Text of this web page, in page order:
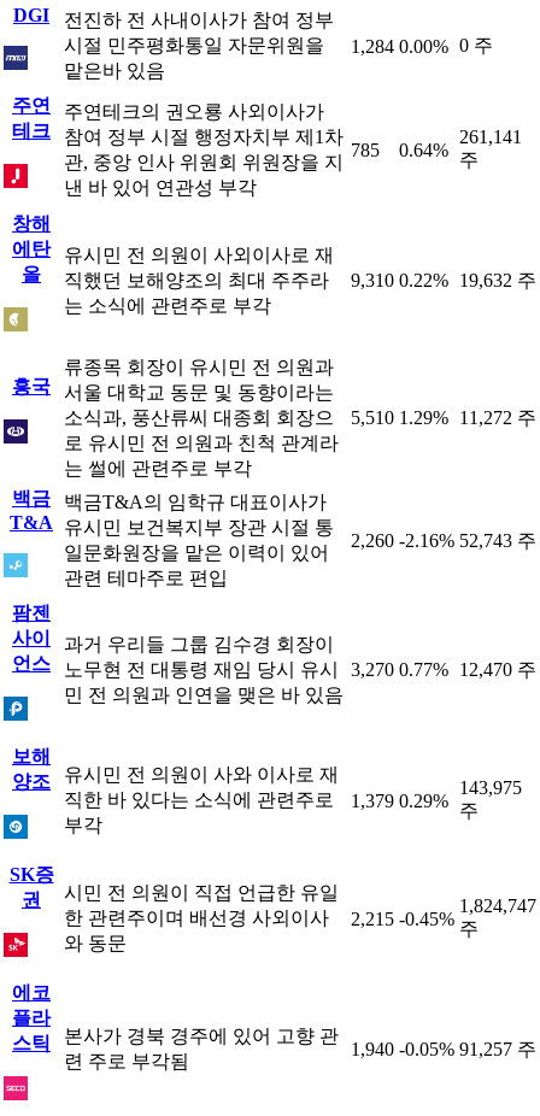
DGI
전진하 전 사내이사가 참여 정부
시절 민주평화통일 자문위원을
맡은바 있음
1,284 0.00% 0 주
주연
테크
주연테크의 권오룡 사외이사가
참여 정부 시절 행정자치부 제1차
관, 중앙 인사 위원회 위원장을 지
낸 바 있어 연관성 부각
785 0.64%
261,141
주
창해
에탄
올
유시민 전 의원이 사외이사로 재
직했던 보해양조의 최대 주주라
는 소식에 관련주로 부각
9,310 0.22% 19,632 주
흥국
류종목 회장이 유시민 전 의원과
서울 대학교 동문 및 동향이라는
소식과, 풍산류씨 대종회 회장으
로 유시민 전 의원과 친척 관계라
는 썰에 관련주로 부각
5,510 1.29% 11,272 주
백금
T&A
백금T&A의 임학규 대표이사가
유시민 보건복지부 장관 시절 통
일문화원장을 맡은 이력이 있어
관련 테마주로 편입
2,260 -2.16% 52,743 주
팜젠
사이
언스
과거 우리들 그룹 김수경 회장이
노무현 전 대통령 재임 당시 유시
민 전 의원과 인연을 맺은 바 있음
3,270 0.77% 12,470 주
보해
양조
유시민 전 의원이 사와 이사로 재
직한 바 있다는 소식에 관련주로
부각
1,379 0.29%
143,975
주
SK증
권
시민 전 의원이 직접 언급한 유일
한 관련주이며 배선경 사외이사
와 동문
2,215 -0.45%
1,824,747
주
에코
플라
스틱
본사가 경북 경주에 있어 고향 관
련 주로 부각됨
1,940 -0.05% 91,257 주